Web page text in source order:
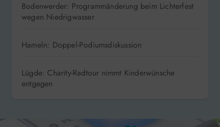
Bodenwerder: Programmänderung beim Lichterfest
wegen Niedrigwasser
Hameln: Doppel-Podiumsdiskussion
Lügde: Charity-Radtour nimmt Kinderwünsche
entgegen